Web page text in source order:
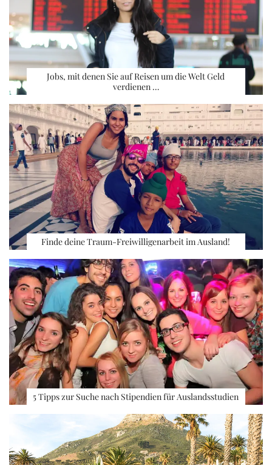
Jobs, mit denen Sie auf Reisen um die Welt Geld
verdienen …
Finde deine Traum-Freiwilligenarbeit im Ausland!
5 Tipps zur Suche nach Stipendien für Auslandsstudien